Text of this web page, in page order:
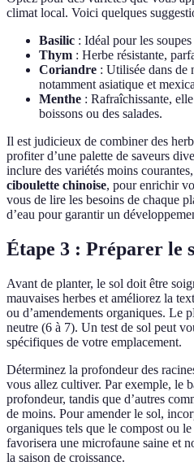
climat local. Voici quelques
Basilic : Idéal pour les soupes
Thym : Herbe résistante,
Coriandre : Utilisée dans de
notamment asiatique et
Menthe : Rafraîchissante,
boissons ou des salades.
Il est judicieux de combiner des
profiter d’une palette de saveurs
inclure des variétés moins
ciboulette chinoise, pour enrichir
vous de lire les besoins de chaque
d’eau pour garantir un
Étape 3 : Préparer le
Avant de planter, le sol doit être
mauvaises herbes et améliorez la
ou d’amendements organiques. Le
neutre (6 à 7). Un test de sol peut
spécifiques de votre emplacement.
Déterminez la profondeur des
vous allez cultiver. Par exemple, le
profondeur, tandis que d’autres
de moins. Pour amender le sol,
organiques tels que le compost ou
favorisera une microfaune saine et
la saison de croissance.